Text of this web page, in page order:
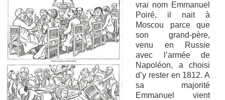
vrai nom Emmanuel
Poiré, il nait à
Moscou parce que
son grand-père,
venu en Russie
avec l’armée de
Napoléon, a choisi
d’y rester en 1812. A
sa majorité
Emmanuel vient